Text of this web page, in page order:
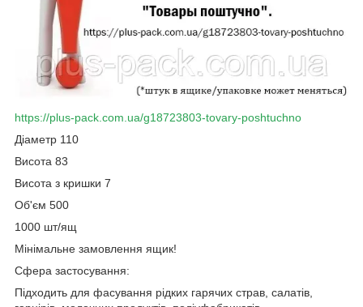
https://plus-pack.com.ua/g18723803-tovary-poshtuchno
Діаметр 110
Висота 83
Висота з кришки 7
Об'єм 500
1000 шт/ящ
Мінімальне замовлення ящик!
Сфера застосування:
Підходить для фасування рідких гарячих страв, салатів,